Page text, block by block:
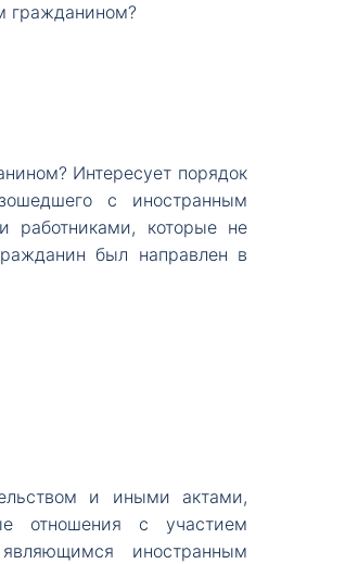
гражданином?
Интересует порядок
с иностранным
работниками, которые не
был направлен в
и иными актами,
отношения с участием
иностранным